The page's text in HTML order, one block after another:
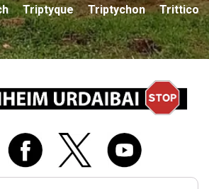
Triptyque Triptychon Trittico